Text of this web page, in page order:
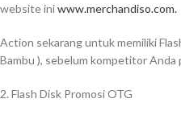
website iniwww.merchandiso.com.
Action sekarang untuk memiliki
Bambu ), sebelum kompetitor Anda
2. Flash Disk Promosi OTG